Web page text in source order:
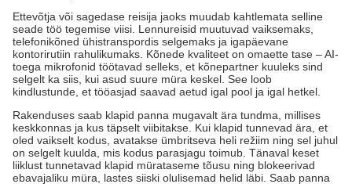
Ettevõtja või sagedase reisija jaoks muudab kahtlemata selline
seade töö tegemise viisi. Lennureisid muutuvad vaiksemaks,
telefonikõned ühistranspordis selgemaks ja igapäevane
kontorirutiin rahulikumaks. Kõnede kvaliteet on omaette tase – AI-
toega mikrofonid töötavad selleks, et kõnepartner kuuleks sind
selgelt ka siis, kui asud suure müra keskel. See loob
kindlustunde, et tööasjad saavad aetud igal pool ja igal hetkel.
Rakenduses saab klapid panna mugavalt ära tundma, millises
keskkonnas ja kus täpselt viibitakse. Kui klapid tunnevad ära, et
oled vaikselt kodus, avatakse ümbritseva heli režiim ning sel juhul
on selgelt kuulda, mis kodus parasjagu toimub. Tänaval keset
liiklust tunnetavad klapid mürataseme tõusu ning blokeerivad
ebavajaliku müra, lastes siiski olulisemad helid läbi. Saab panna